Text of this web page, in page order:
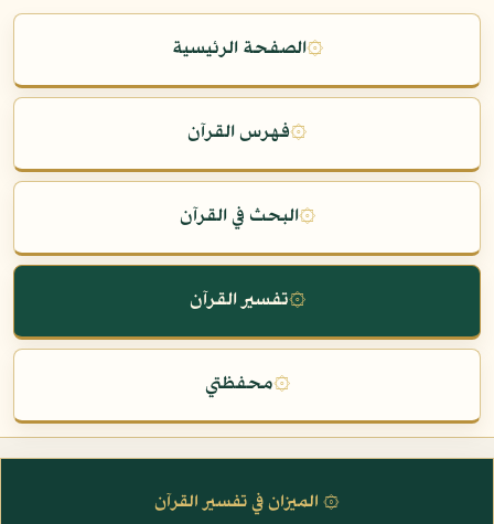
۞الصفحة الرئيسية
۞فهرس القرآن
۞البحث في القرآن
۞تفسير القرآن
۞محفظتي
۞ الميزان في تفسير القرآن